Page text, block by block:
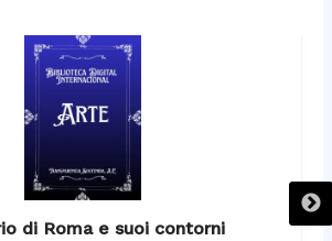
di Roma e suoi contorni